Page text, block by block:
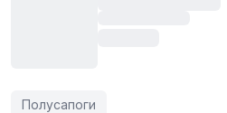
Полусапоги